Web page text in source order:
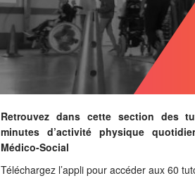
Retrouvez dans cette section des
minutes d’activité physique
Médico-Social
Téléchargez l’appli pour accéder aux 60